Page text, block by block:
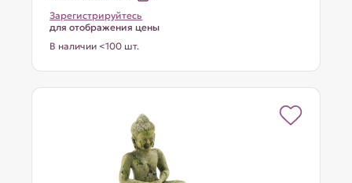
Зарегистрируйтесь
для отображения цены
В наличии <100 шт.